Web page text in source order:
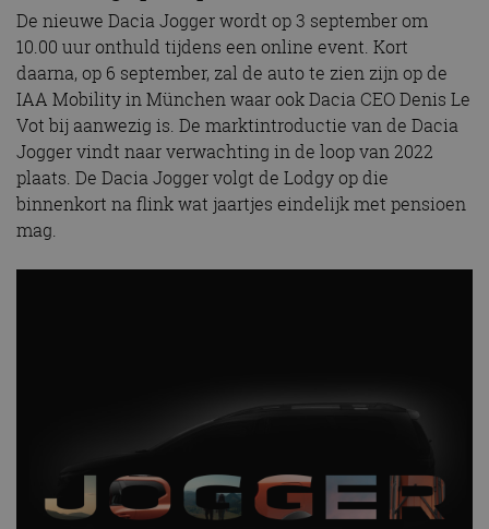
De nieuwe Dacia Jogger wordt op 3 september om
10.00 uur onthuld tijdens een online event. Kort
daarna, op 6 september, zal de auto te zien zijn op de
IAA Mobility in München waar ook Dacia CEO Denis Le
Vot bij aanwezig is. De marktintroductie van de Dacia
Jogger vindt naar verwachting in de loop van 2022
plaats. De Dacia Jogger volgt de Lodgy op die
binnenkort na flink wat jaartjes eindelijk met pensioen
mag.